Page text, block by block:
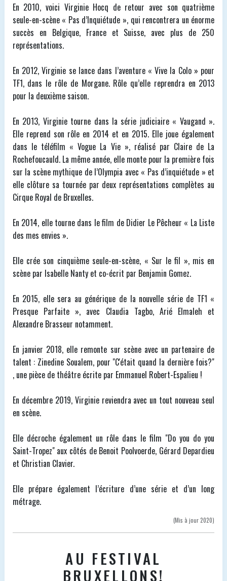
En 2010, voici Virginie Hocq de retour avec son quatrième
seule-en-scène « Pas d’Inquiétude », qui rencontrera un énorme
succès en Belgique, France et Suisse, avec plus de 250
représentations.
En 2012, Virginie se lance dans l’aventure « Vive la Colo » pour
TF1, dans le rôle de Morgane. Rôle qu’elle reprendra en 2013
pour la deuxième saison.
En 2013, Virginie tourne dans la série judiciaire « Vaugand ».
Elle reprend son rôle en 2014 et en 2015. Elle joue également
dans le téléfilm « Vogue La Vie », réalisé par Claire de La
Rochefoucauld. La même année, elle monte pour la première fois
sur la scène mythique de l’Olympia avec « Pas d’inquiétude » et
elle clôture sa tournée par deux représentations complètes au
Cirque Royal de Bruxelles.
En 2014, elle tourne dans le film de Didier Le Pêcheur « La Liste
des mes envies ».
Elle crée son cinquième seule-en-scène, « Sur le fil », mis en
scène par Isabelle Nanty et co-écrit par Benjamin Gomez.
En 2015, elle sera au générique de la nouvelle série de TF1 «
Presque Parfaite », avec Claudia Tagbo, Arié Elmaleh et
Alexandre Brasseur notamment.
En janvier 2018, elle remonte sur scène avec un partenaire de
talent : Zinedine Soualem, pour "C'était quand la dernière fois?"
, une pièce de théâtre écrite par Emmanuel Robert-Espalieu !
En décembre 2019, Virginie reviendra avec un tout nouveau seul
en scène.
Elle décroche également un rôle dans le film "Do you do you
Saint-Tropez" aux côtés de Benoit Poolvoerde, Gérard Depardieu
et Christian Clavier.
Elle prépare également l’écriture d’une série et d’un long
métrage.
(Mis à jour 2020)
AU FESTIVAL
BRUXELLONS!